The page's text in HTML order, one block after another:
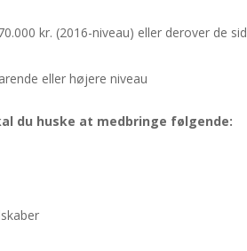
kr. (2016-niveau) eller derover de
eller højere niveau
du huske at medbringe følgende: